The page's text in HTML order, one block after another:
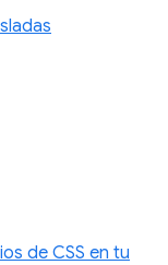
de CSS en tu